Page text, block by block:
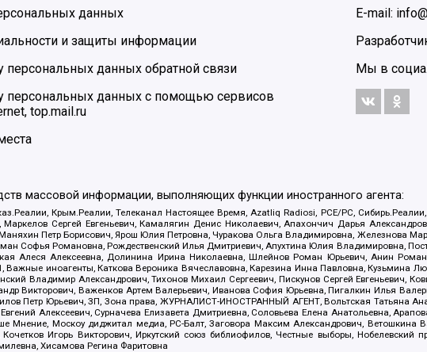
данных
и защиты информации
персональных данных обратной связи
персональных данных с помощью сервисов
top.mail.ru
E-mail:
Мы в
массовой информации, выполняющих функции иностранного агента:
Крым.Реалии, Телеканал Настоящее Время, Azatliq Radiosi, PCE/PC,
Сергей Евгеньевич, Камалягин Денис Николаевич, Апахончич Дарья
Петр Борисович, Ярош Юлия Петровна, Чуракова Ольга Владимировна, Железнова
Софья Романовна, Рождественский Илья Дмитриевич, Апухтина Юлия Владимировна,
Алеся Алексеевна, Долинина Ирина Николаевна, Шлейнов Роман Юрьевич, Анин
Важные иноагенты, Каткова Вероника Вячеславовна, Карезина Инна Павловна,
Владимир Александрович, Тихонов Михаил Сергеевич, Пискунов Сергей Евгеньевич,
Викторович, Важенков Артем Валерьевич, Иванова София Юрьевна, Пигалкин Илья
Петр Юрьевич, ЗП, Зона права, ЖУРНАЛИСТ-ИНОСТРАННЫЙ АГЕНТ, Вольтская Татьяна
Алексеевич, Сурначева Елизавета Дмитриевна, Соловьева Елена Анатольевна,
Мнение, Москоу диджитал медиа, РС-Балт, Заговора Максим Александрович, Ветошкина
Игорь Викторович, Иркутский союз библиофилов, Честные выборы, Нобелевский
Хисамова Регина Фаритовна